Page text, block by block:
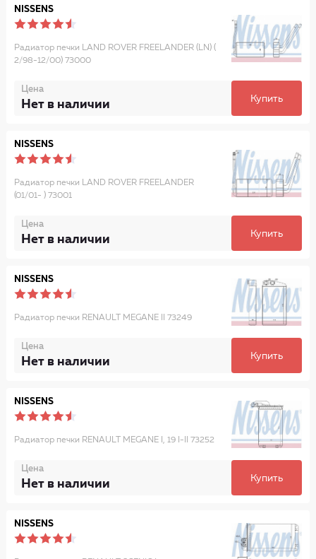
NISSENS
Радиатор печки LAND ROVER FREELANDER (LN) (
2/98-12/00) 73000
Цена
Нет в наличии Купить
NISSENS
Радиатор печки LAND ROVER FREELANDER
(01/01- ) 73001
Цена
Нет в наличии Купить
NISSENS
Радиатор печки RENAULT MEGANE II 73249
Цена
Нет в наличии Купить
NISSENS
Радиатор печки RENAULT MEGANE I, 19 I-II 73252
Цена
Нет в наличии Купить
NISSENS